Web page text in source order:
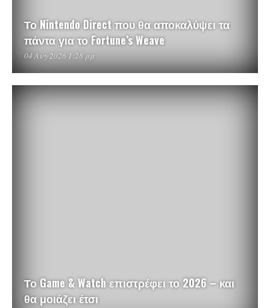
Το Nintendo Direct που θα αποκαλύψει τα
πάντα για το Fortune’s Weave
04 Αυγ 2026 1:28 μμ
Το Game & Watch επιστρέφει το 2026 – και
θα μοιάζει έτσι